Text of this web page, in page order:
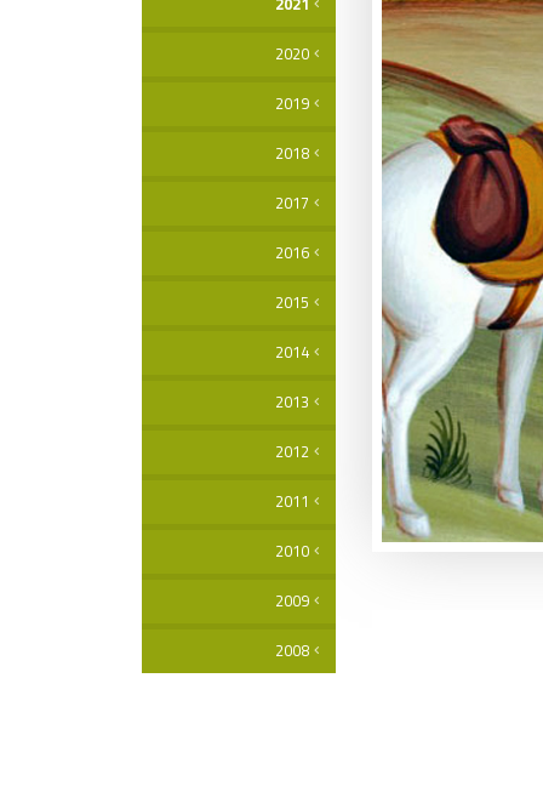
2020
2019
2018
2017
2016
2015
2014
2013
2012
2011
2010
2009
2008